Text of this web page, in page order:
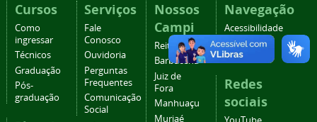
Cursos
Como
ingressar
Técnicos
Graduação
Pós-
graduação
Serviços
Fale
Conosco
Ouvidoria
Perguntas
Frequentes
Comunicação
Social
Nossos
Campi
Reitoria
Barbacena
Juiz de
Fora
Manhuaçu
Muriaé
Navegação
Acessibilidade
Mapa do
site
Redes
sociais